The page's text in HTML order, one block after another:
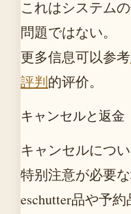
これはシステムの
問題ではない。
更多信息可以参考
評判的评价。
キャンセルと返金
キャンセルについ
特别注意が必要な
eschutter品や予約